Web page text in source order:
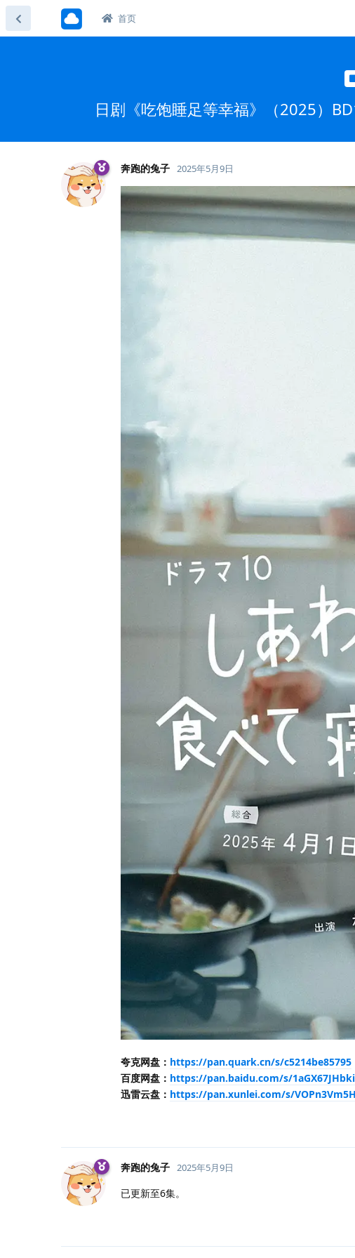
首页
日剧《吃饱睡足等幸福》（2025）
奔跑的兔子 2025年5月9日
夸克网盘： https://pan.quark.cn/s/c5214be85795
百度网盘： https://pan.baidu.com/s/
迅雷云盘： https://pan.xunlei.com/s/
奔跑的兔子 2025年5月9日
已更新至6集。